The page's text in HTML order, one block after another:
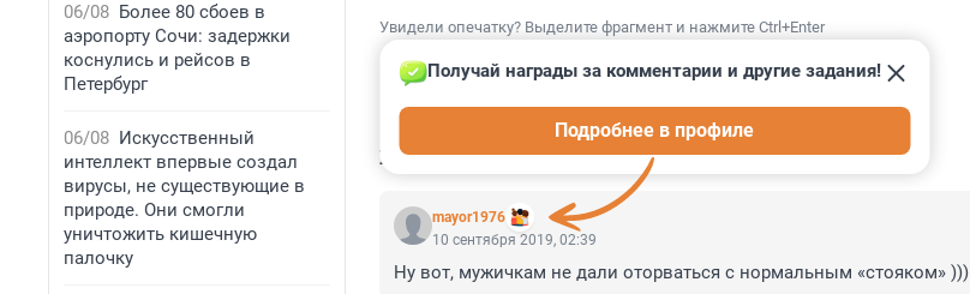
06/08 Более 80 сбоев в
аэропорту Сочи: задержки
коснулись и рейсов в
Петербург
06/08 Искусственный
интеллект впервые создал
вирусы, не существующие в
природе. Они смогли
уничтожить кишечную
палочку
Увидели опечатку? Выделите фрагмент и нажмите Ctrl+Enter
КОММЕНТАРИИ 3
mayor1976
Получай награды за комментарии и другие задания!
Подробнее в профиле
10 сентября 2019, 02:39
Ну вот, мужичкам не дали оторваться с нормальным «стояком» )))